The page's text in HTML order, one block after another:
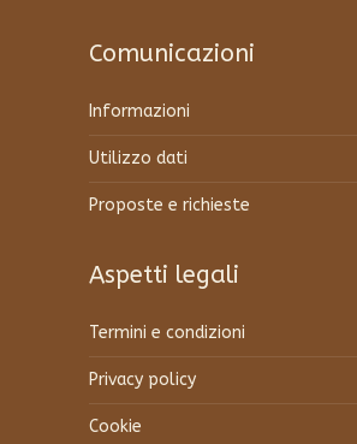
Comunicazioni
Informazioni
Utilizzo dati
Proposte e richieste
Aspetti legali
Termini e condizioni
Privacy policy
Cookie